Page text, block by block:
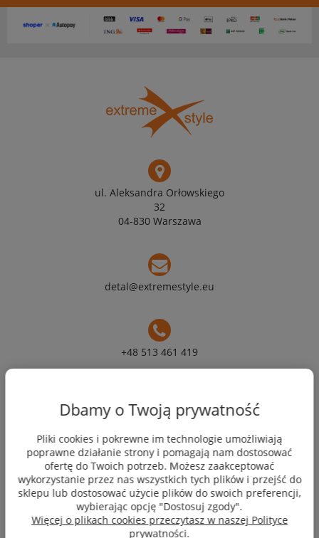
ul. Aleksandra Orłowskiego
32
04-830 Warszawa
detal@extremestyle.eu
+48 513 461 419
Moje konto
Płatności i dostawa
Informacje
O nas
Dbamy o Twoją prywatność
Pliki cookies i pokrewne im technologie umożliwiają
poprawne działanie strony i pomagają nam dostosować
ofertę do Twoich potrzeb. Możesz zaakceptować
wykorzystanie przez nas wszystkich tych plików i przejść do
sklepu lub dostosować użycie plików do swoich preferencji,
wybierając opcję "Dostosuj zgody".
Więcej o plikach cookies przeczytasz w naszej Polityce
prywatności.